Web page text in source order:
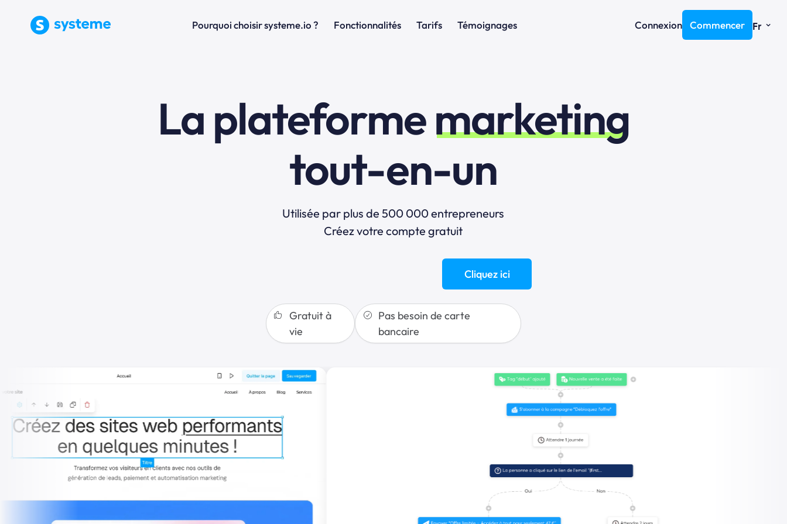
Pourquoi choisir systeme.io ? Fonctionnalités Tarifs Témoignages Connexion Commencer Fr ⌄
La plateformemarketing
tout-en-un
Utilisée par plus de 500 000 entrepreneurs
Créez votre compte gratuit
Cliquez ici
Gratuit à
vie
Pas besoin de carte
bancaire